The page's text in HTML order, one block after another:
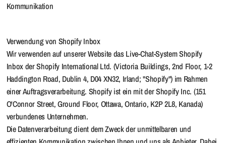
Kommunikation
Verwendung von Shopify Inbox
Wir verwenden auf unserer Website das Live-Chat-System Shopify
Inbox der Shopify International Ltd. (Victoria Buildings, 2nd Floor, 1-2
Haddington Road, Dublin 4, D04 XN32, Irland; "Shopify") im Rahmen
einer Auftragsverarbeitung. Shopify ist ein mit der Shopify Inc. (151
O'Connor Street, Ground Floor, Ottawa, Ontario, K2P 2L8, Kanada)
verbundenes Unternehmen.
Die Datenverarbeitung dient dem Zweck der unmittelbaren und